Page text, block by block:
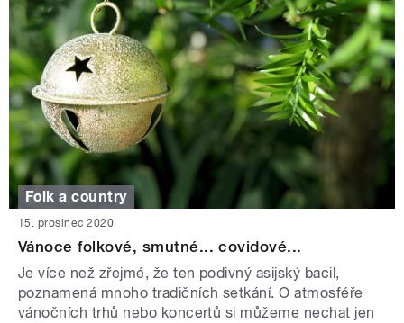
Folk a country
15. prosinec 2020
Vánoce folkové, smutné... covidové...
Je více než zřejmé, že ten podivný asijský bacil,
poznamená mnoho tradičních setkání. O atmosféře
vánočních trhů nebo koncertů si můžeme nechat jen